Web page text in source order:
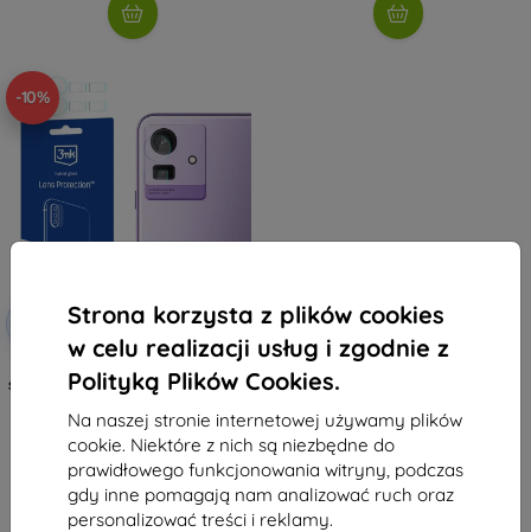
Strona korzysta z plików cookies
w celu realizacji usług i zgodnie z
Polityką Plików Cookies.
Na naszej stronie internetowej używamy plików
cookie. Niektóre z nich są niezbędne do
prawidłowego funkcjonowania witryny, podczas
gdy inne pomagają nam analizować ruch oraz
personalizować treści i reklamy.
-10%
Zniżka z
EXTRA10
3MK Lens Protect Cubot Note 50
szkło ochronne na obiektyw 4 szt
30,50 zł
Na stanie: > 5 szt.